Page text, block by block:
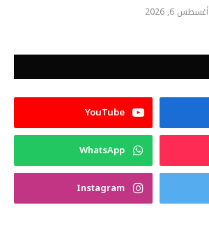
أغسطس 6, 2026
YouTube
WhatsApp
Instagram